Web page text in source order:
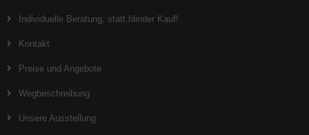
Individuelle Beratung, statt blinder Kauf!
Kontakt
Preise und Angebote
Wegbeschreibung
Unsere Ausstellung